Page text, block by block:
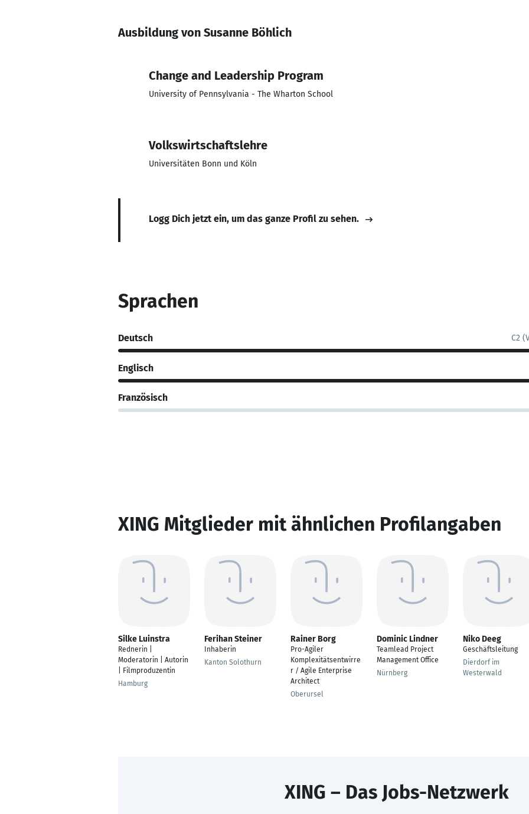
Ausbildung von Susanne Böhlich
Change and Leadership Program
University of Pennsylvania - The Wharton School
Volkswirtschaftslehre
Universitäten Bonn und Köln
Logg Dich jetzt ein, um das ganze Profil zu sehen.
Sprachen
Deutsch C2
Englisch
Französisch
XING Mitglieder mit ähnlichen Profilangaben
Silke Luinstra
Rednerin |
Moderatorin | Autorin
| Filmproduzentin
Hamburg
Ferihan Steiner
Inhaberin
Kanton Solothurn
Rainer Borg
Pro-Agiler
Komplexitätsentwirre
r / Agile Enterprise
Architect
Oberursel
Dominic Lindner
Teamlead Project
Management Office
Nürnberg
Niko Deeg
Geschäftsleitung
Dierdorf im
Westerwald
XING – Das Jobs-Netzwerk